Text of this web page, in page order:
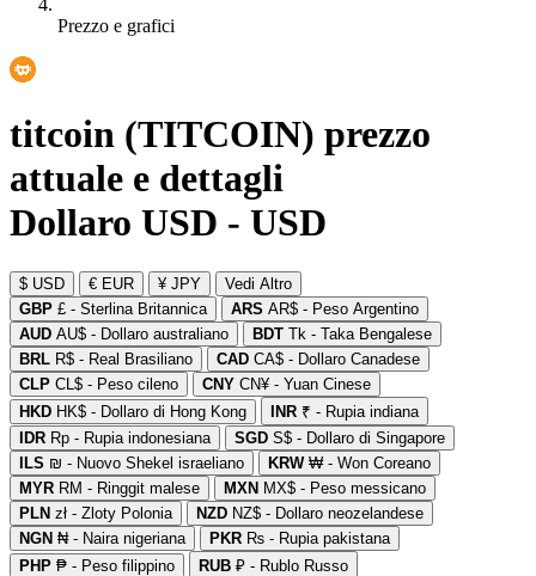
Prezzo e grafici
titcoin (TITCOIN) prezzo
attuale e dettagli
Dollaro USD - USD
$ USD € EUR ¥ JPY
Vedi Altro
GBP £ - Sterlina Britannica ARS AR$ - Peso Argentino
AUD AU$ - Dollaro australiano BDT Tk - Taka Bengalese
BRL R$ - Real Brasiliano CAD CA$ - Dollaro Canadese
CLP CL$ - Peso cileno CNY CN¥ - Yuan Cinese
HKD HK$ - Dollaro di Hong Kong INR ₹ - Rupia indiana
IDR Rp - Rupia indonesiana SGD S$ - Dollaro di Singapore
ILS ₪ - Nuovo Shekel israeliano KRW₩ - Won Coreano
MYR RM - Ringgit malese MXN MX$ - Peso messicano
PLN zł - Zloty Polonia NZD NZ$ - Dollaro neozelandese
NGN ₦ - Naira nigeriana PKR ₨ - Rupia pakistana
PHP ₱ - Peso filippino RUB ₽ - Rublo Russo